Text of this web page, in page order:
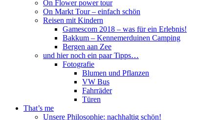
On Flower power tour
On Markt Tour – einfach schön
Reisen mit Kindern
Gamescom 2018 – was für ein Erlebnis!
Bakkum – Kennemerduinen Camping
Bergen aan Zee
und hier noch ein paar Tipps…
Fotografie
Blumen und Pflanzen
VW Bus
Fahrräder
Türen
That’s me
Unsere Philosophie: nachhaltig schön!